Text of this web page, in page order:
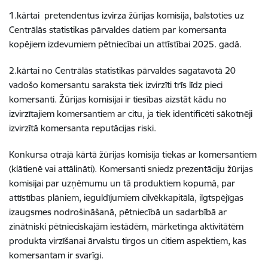
1.kārtai pretendentus izvirza žūrijas komisija, balstoties uz
Centrālās statistikas pārvaldes datiem par komersanta
kopējiem izdevumiem pētniecībai un attīstībai 2025. gadā.
2.kārtai no Centrālās statistikas pārvaldes sagatavotā 20
vadošo komersantu saraksta tiek izvirzīti trīs līdz pieci
komersanti. Žūrijas komisijai ir tiesības aizstāt kādu no
izvirzītajiem komersantiem ar citu, ja tiek identificēti sākotnēji
izvirzītā komersanta reputācijas riski.
Konkursa otrajā kārtā žūrijas komisija tiekas ar komersantiem
(klātienē vai attālināti). Komersanti sniedz prezentāciju žūrijas
komisijai par uzņēmumu un tā produktiem kopumā, par
attīstības plāniem, ieguldījumiem cilvēkkapitālā, ilgtspējīgas
izaugsmes nodrošināšanā, pētniecībā un sadarbībā ar
zinātniski pētnieciskajām iestādēm, mārketinga aktivitātēm
produkta virzīšanai ārvalstu tirgos un citiem aspektiem, kas
komersantam ir svarīgi.